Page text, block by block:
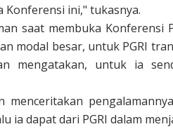
ini," tukasnya.
saat membuka Konferensi
modal besar, untuk PGRI
mengatakan, untuk ia
menceritakan
ia dapat dari PGRI dalam